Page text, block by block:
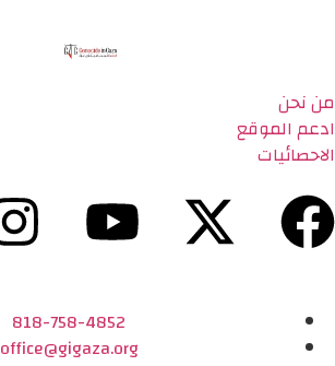
من نحن
ادعم الموقع
الاحصائيات
818-758-4852
office@gigaza.org